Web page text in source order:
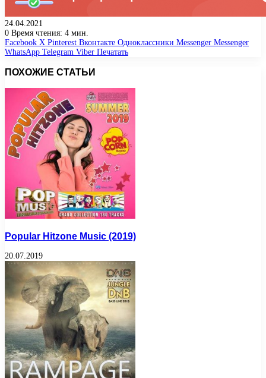
24.04.2021
0 Время чтения: 4 мин.
Facebook X Pinterest Вконтакте Одноклассники Messenger Messenger
WhatsApp Telegram Viber Печатать
ПОХОЖИЕ СТАТЬИ
Popular Hitzone Music (2019)
20.07.2019